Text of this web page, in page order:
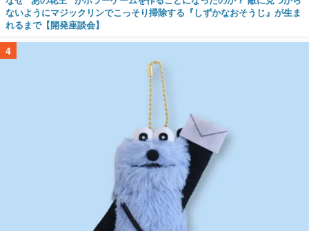
ないようにマジックリンでこっそり掃除する『しずかなおそうじ』が生ま
れるまで【開発座談会】
4